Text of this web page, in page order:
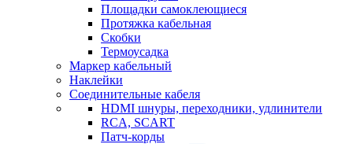
Площадки самоклеющиеся
Протяжка кабельная
Скобки
Термоусадка
Маркер кабельный
Наклейки
Соединительные кабеля
HDMI шнуры, переходники, удлинители
RCA, SCART
Патч-корды